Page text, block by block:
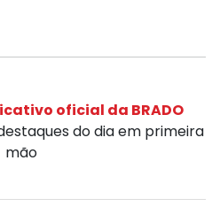
oficial da BRADO
do dia em primeira
mão